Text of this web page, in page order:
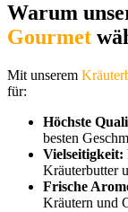
Warum
Gourmet
Mit unserem
für:
Höchste
besten
Vielseitigkeit:
Kräuterbutter
Frische
Kräutern und